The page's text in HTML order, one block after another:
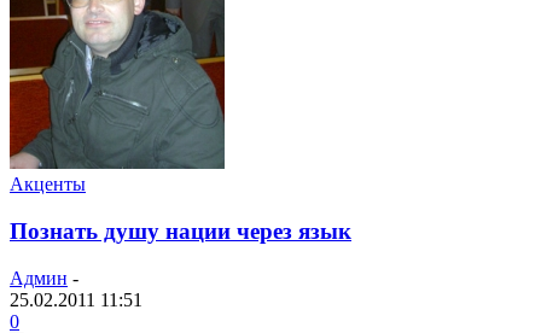
Акценты
Познать душу нации через язык
Админ -
25.02.2011 11:51
0